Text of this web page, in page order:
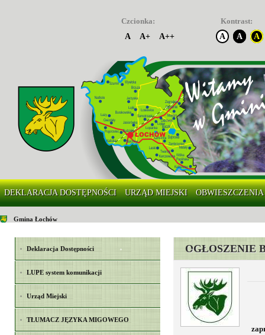
Czcionka:
A
A+ A++
Kontrast:
A
A A
DEKLARACJA DOSTĘPNOŚCI URZĄD MIEJSKI OBWIESZCZENIA
Gmina Łochów
Deklaracja Dostępności
LUPE system komunikacji
Urząd Miejski
TŁUMACZ JĘZYKA MIGOWEGO
OGŁOSZENIE